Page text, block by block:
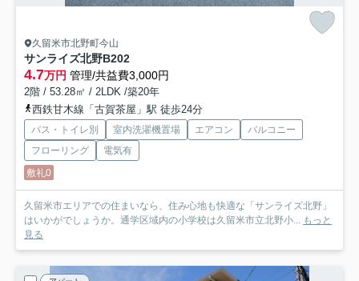
久留米市北野町今山
サンライズ北野B202
4.7万円 管理/共益費3,000円
2階 / 53.28㎡ / 2LDK /築20年
西鉄甘木線「古賀茶屋」駅 徒歩24分
バス・トイレ別 室内洗濯機置場 エアコン
バルコニー
フローリング
電気有
敷礼0
久留米市エリアでの住まいなら、住み心地も快適な「サンライズ北野」
はいかがでしょうか。通学区域内の小学校は久留米市立北野小... もっと
見る